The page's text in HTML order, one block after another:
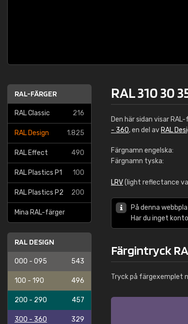
RAL-FÄRGER
RAL Classic 216
RAL Design 1.825
RAL Effect 490
RAL Plastics P1 100
RAL Plastics P2 200
Mina RAL-färger
RAL DESIGN
000 - 095 543
100 - 190 496
200 - 290 457
300 - 360 329
RAL 310 30
Den här sidan visar
- 360, en del av RAL
Färgnamn engelska:
Färgnamn tyska:
LRV(light reflectance
På denna
Har du inget
Färgintryck
Tryck på färgexemplet